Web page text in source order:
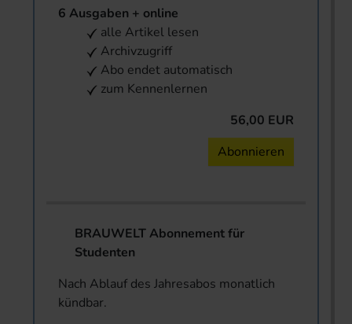
6 Ausgaben + online
alle Artikel lesen
Archivzugriff
Abo endet automatisch
zum Kennenlernen
56,00 EUR
Abonnieren
BRAUWELT Abonnement für
Studenten
Nach Ablauf des Jahresabos monatlich
kündbar.